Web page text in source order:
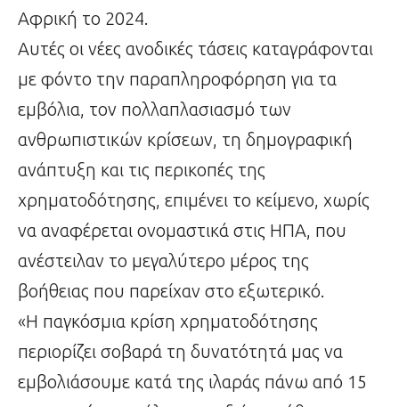
Αφρική το 2024.
Αυτές οι νέες ανοδικές τάσεις καταγράφονται
με φόντο την παραπληροφόρηση για τα
εμβόλια, τον πολλαπλασιασμό των
ανθρωπιστικών κρίσεων, τη δημογραφική
ανάπτυξη και τις περικοπές της
χρηματοδότησης, επιμένει το κείμενο, χωρίς
να αναφέρεται ονομαστικά στις ΗΠΑ, που
ανέστειλαν το μεγαλύτερο μέρος της
βοήθειας που παρείχαν στο εξωτερικό.
«Η παγκόσμια κρίση χρηματοδότησης
περιορίζει σοβαρά τη δυνατότητά μας να
εμβολιάσουμε κατά της ιλαράς πάνω από 15